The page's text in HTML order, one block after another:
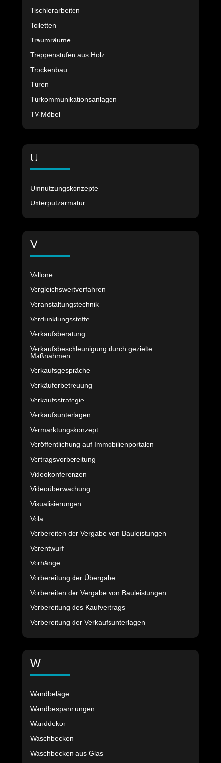
Tischlerarbeiten
Toiletten
Traumräume
Treppenstufen aus Holz
Trockenbau
Türen
Türkommunikationsanlagen
TV-Möbel
U
Umnutzungskonzepte
Unterputzarmatur
V
Vallone
Vergleichswertverfahren
Veranstaltungstechnik
Verdunklungsstoffe
Verkaufsberatung
Verkaufsbeschleunigung durch gezielte
Maßnahmen
Verkaufsgespräche
Verkäuferbetreuung
Verkaufsstrategie
Verkaufsunterlagen
Vermarktungskonzept
Veröffentlichung auf Immobilienportalen
Vertragsvorbereitung
Videokonferenzen
Videoüberwachung
Visualisierungen
Vola
Vorbereiten der Vergabe von Bauleistungen
Vorentwurf
Vorhänge
Vorbereitung der Übergabe
Vorbereiten der Vergabe von Bauleistungen
Vorbereitung des Kaufvertrags
Vorbereitung der Verkaufsunterlagen
W
Wandbeläge
Wandbespannungen
Wanddekor
Waschbecken
Waschbecken aus Glas